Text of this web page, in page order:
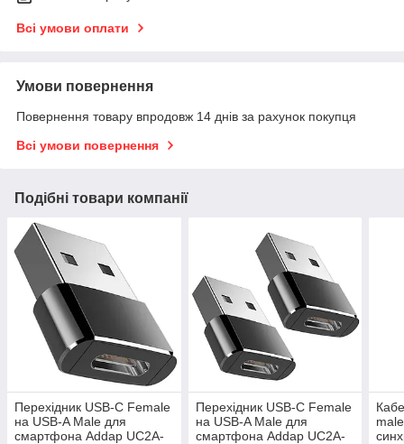
Всі умови оплати
Умови повернення
Повернення товару впродовж 14 днів за рахунок покупця
Всі умови повернення
Подібні товари компанії
Перехідник USB-C Female
на USB-A Male для
смартфона Addap UC2A-
Перехідник USB-C Female
на USB-A Male для
смартфона Addap UC2A-